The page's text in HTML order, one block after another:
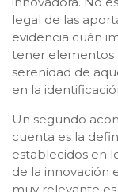
legal de las
evidencia cuán
tener elementos
serenidad de
en la
Un segundo
cuenta es la
establecidos en
de la innovación
muy relevante